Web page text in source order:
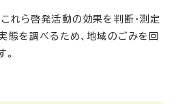
れら啓発活動の効果を判断・測定
態を調べるため、地域のごみを回
。